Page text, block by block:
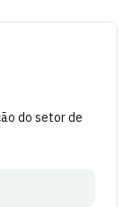
do setor de